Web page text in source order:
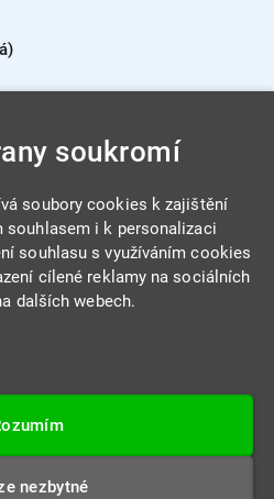
soukromí
soubory cookies k zajištění
i k personalizaci
souhlasu s využíváním cookies
cílené reklamy na sociálních
dalších webech.
nezbytné